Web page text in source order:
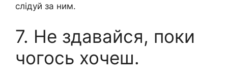
слідуй за ним.
7. Не здавайся, поки
чогось хочеш.